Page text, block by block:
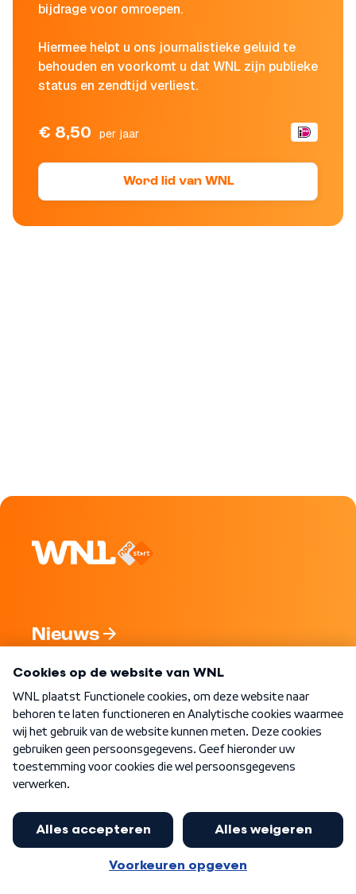
bijdrage voor omroepen.
Hiermee helpt u ons journalistieke geluid te
behouden en voorkomt u dat WNL zijn publieke
status en zendtijd verliest.
€ 8,50 per jaar
Word lid van WNL
Nieuws
Nieuwsbrief
Word Lid